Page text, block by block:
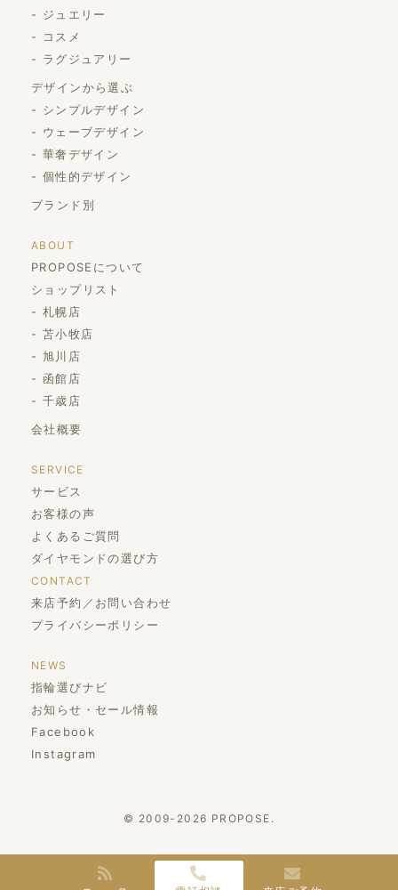
ジュエリー
コスメ
ラグジュアリー
デザインから選ぶ
シンプルデザイン
ウェーブデザイン
華奢デザイン
個性的デザイン
ブランド別
ABOUT
PROPOSEについて
ショップリスト
札幌店
苫小牧店
旭川店
函館店
千歳店
会社概要
SERVICE
サービス
お客様の声
よくあるご質問
ダイヤモンドの選び方
CONTACT
来店予約／お問い合わせ
プライバシーポリシー
NEWS
指輪選びナビ
お知らせ・セール情報
Facebook
Instagram
© 2009-2026 PROPOSE.